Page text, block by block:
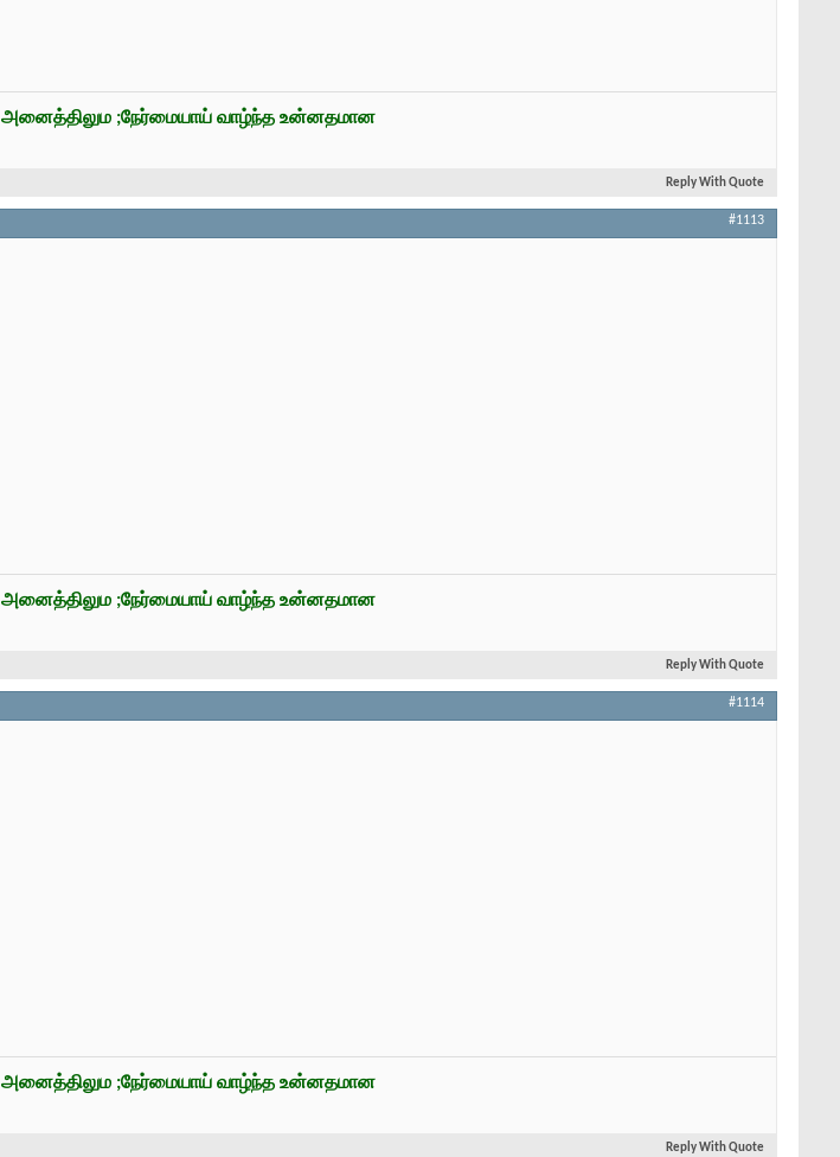
அனைத்திலும ;நேர்மையாய் வாழ்ந்த உன்னதமான
Reply With Quote
#1113
அனைத்திலும ;நேர்மையாய் வாழ்ந்த உன்னதமான
Reply With Quote
#1114
அனைத்திலும ;நேர்மையாய் வாழ்ந்த உன்னதமான
Reply With Quote